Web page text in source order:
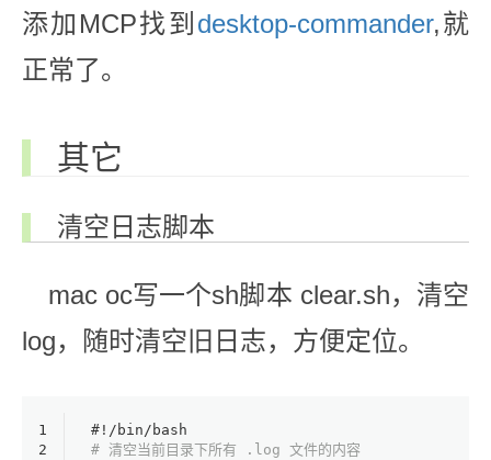
添加MCP找到 desktop-commander,就
正常了。
其它
清空日志脚本
mac oc写一个sh脚本 clear.sh，清空
log，随时清空旧日志，方便定位。
1
2
#!/bin/bash
# 清空当前目录下所有 .log 文件的内容